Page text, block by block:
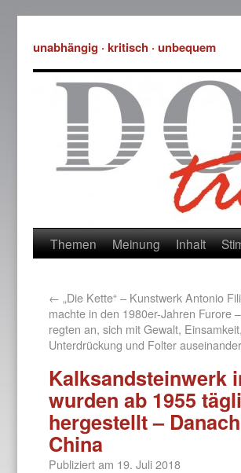
unabhängig · kritisch · unbequem
Themen Meinung Inhalt
← „Die Kette“ – Kunstwerk Antonio
machte in den 1980er-Jahren Furore
regten an, sich mit Gewalt, Einsamkeit,
Unterdrückung und Folter
Kalksandsteinwerk
wurden ab 1955
hergestellt –
China
Publiziert am 19. Juli 2018